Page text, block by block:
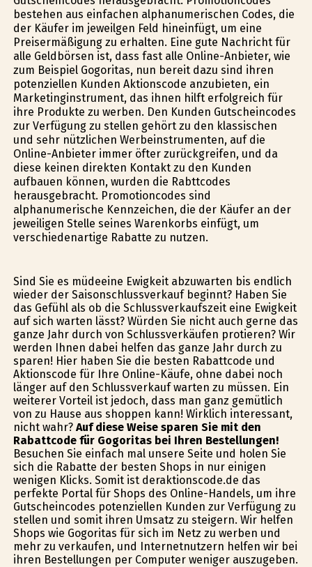
bestehen aus einfachen alphanumerischen Codes, die
der Käufer im jeweilgen Feld hineinfügt, um eine
Preisermäßigung zu erhalten. Eine gute Nachricht für
alle Geldbörsen ist, dass fast alle Online-Anbieter, wie
zum Beispiel Gogoritas, nun bereit dazu sind ihren
potenziellen Kunden Aktionscode anzubieten, ein
Marketinginstrument, das ihnen hilft erfolgreich für
ihre Produkte zu werben. Den Kunden Gutscheincodes
zur Verfügung zu stellen gehört zu den klassischen
und sehr nützlichen Werbeinstrumenten, auf die
Online-Anbieter immer öfter zurückgreifen, und da
diese keinen direkten Kontakt zu den Kunden
aufbauen können, wurden die Rabttcodes
herausgebracht. Promotioncodes sind
alphanumerische Kennzeichen, die der Käufer an der
jeweiligen Stelle seines Warenkorbs einfügt, um
verschiedenartige Rabatte zu nutzen.
Sind Sie es müdeeine Ewigkeit abzuwarten bis endlich
wieder der Saisonschlussverkauf beginnt? Haben Sie
das Gefühl als ob die Schlussverkaufszeit eine Ewigkeit
auf sich warten lässt? Würden Sie nicht auch gerne das
ganze Jahr durch von Schlussverkäufen profitieren? Wir
werden Ihnen dabei helfen das ganze Jahr durch zu
sparen! Hier haben Sie die besten Rabattcode und
Aktionscode für Ihre Online-Käufe, ohne dabei noch
länger auf den Schlussverkauf warten zu müssen. Ein
weiterer Vorteil ist jedoch, dass man ganz gemütlich
von zu Hause aus shoppen kann! Wirklich interessant,
nicht wahr? Auf diese Weise sparen Sie mit den
Rabattcode für Gogoritas bei Ihren Bestellungen!
Besuchen Sie einfach mal unsere Seite und holen Sie
sich die Rabatte der besten Shops in nur einigen
wenigen Klicks. Somit ist deraktionscode.de das
perfekte Portal für Shops des Online-Handels, um ihre
Gutscheincodes potenziellen Kunden zur Verfügung zu
stellen und somit ihren Umsatz zu steigern. Wir helfen
Shops wie Gogoritas für sich im Netz zu werben und
mehr zu verkaufen, und Internetnutzern helfen wir bei
ihren Bestellungen per Computer weniger auszugeben.